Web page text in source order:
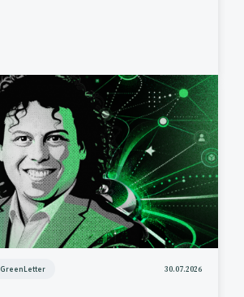
GreenLetter 30.07.2026